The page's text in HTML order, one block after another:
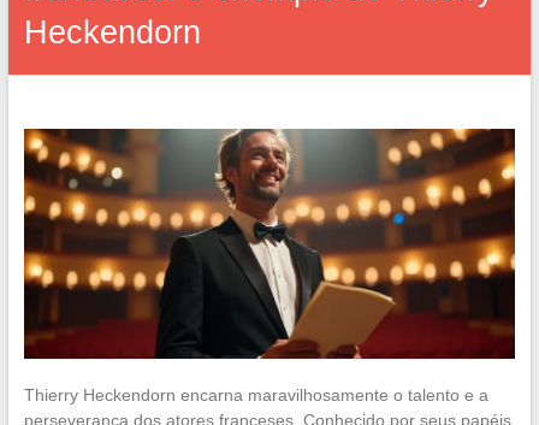
Heckendorn
Thierry Heckendorn encarna maravilhosamente o talento e a
perseverança dos atores franceses. Conhecido por seus papéis